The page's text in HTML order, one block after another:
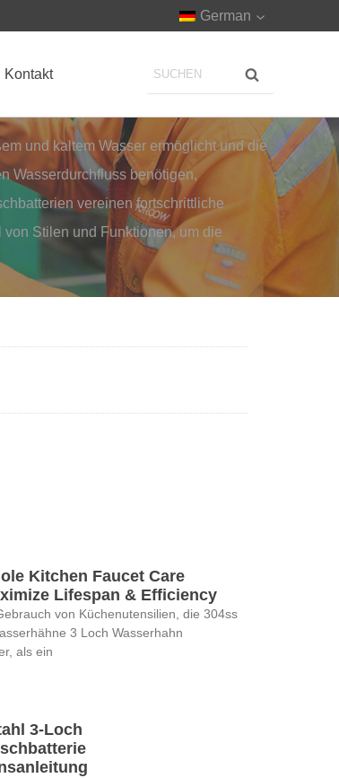
German
Kontakt
und kaltem Wasser ermöglicht und die
Wasserdurchfluss benötigen,
vereinen fortschrittliche
Stilen und Funktionen, um die
Kitchen Faucet Care
Lifespan & Efficiency
von Küchenutensilien, die 304ss
3 Loch Wasserhahn
als ein
3-Loch